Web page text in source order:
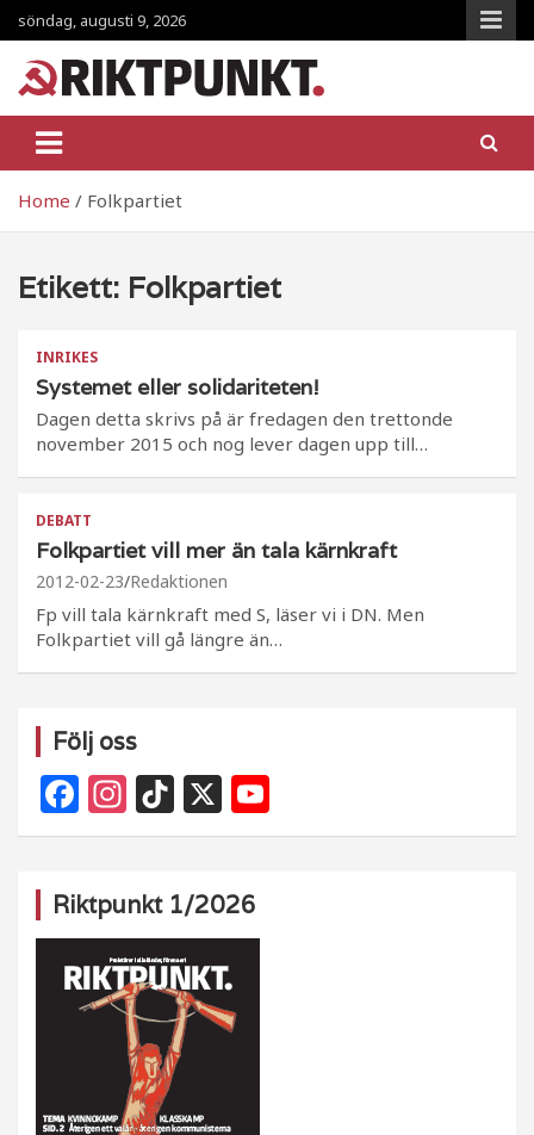
Skip
to
content
söndag, augusti 9, 2026
RiktpunKt.nu
Home Folkpartiet
Etikett: Folkpartiet
INRIKES
Systemet eller solidariteten!
Dagen detta skrivs på är fredagen den trettonde
november 2015 och nog lever dagen upp till…
DEBATT
Folkpartiet vill mer än tala kärnkraft
2012-02-23 Redaktionen
Fp vill tala kärnkraft med S, läser vi i DN. Men
Folkpartiet vill gå längre än…
Följ oss
F
a
e
b
o
o
In
st
g
ra
m
Ti
k
o
k
X
o
Riktpunkt 1/2026